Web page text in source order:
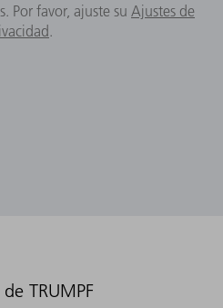
Por favor, ajuste su Ajustes de
.
TRUMPF